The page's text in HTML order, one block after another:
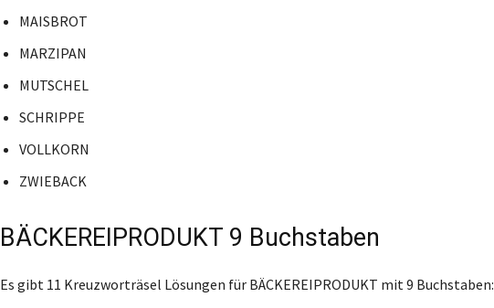
MAISBROT
MARZIPAN
MUTSCHEL
SCHRIPPE
VOLLKORN
ZWIEBACK
BÄCKEREIPRODUKT 9 Buchstaben
Es gibt 11 Kreuzworträsel Lösungen für BÄCKEREIPRODUKT mit 9 Buchstaben: